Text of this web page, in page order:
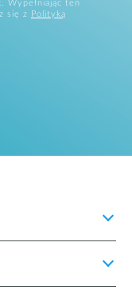
Wypełniając ten
się z
Polityką